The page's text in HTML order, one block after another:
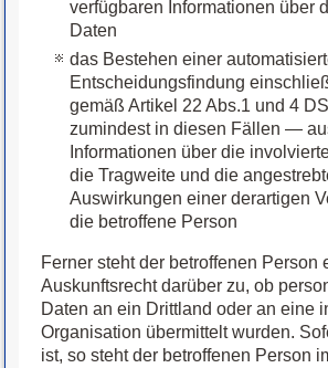
verfügbaren Informationen über
Daten
das Bestehen einer
Entscheidungsfindung
gemäß Artikel 22 Abs.1 und 4
zumindest in diesen Fällen —
Informationen über die
die Tragweite und die
Auswirkungen einer derartigen
die betroffene Person
Ferner steht der betroffenen Person
Auskunftsrecht darüber zu, ob
Daten an ein Drittland oder an eine
Organisation übermittelt wurden.
ist, so steht der betroffenen Person